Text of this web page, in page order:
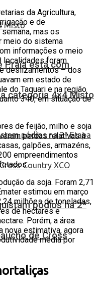
Praia está com
categoria 4×4 Misto
pódios na 2ª
de Cross
da Agricultura,
e de
mas os
meio do sistema
informações o meio
localidades foram
deslizamentos – dos
em estado de
do Taquari e na região
340, em situação de
de feijão, milho e soja
perdas relativas à
galpões, armazéns,
empreendimentos
da soja. Foram 2,71
estimou em março
milhões de toneladas,
de hectares e
Porém, a área
nova estimativa, agora
média por